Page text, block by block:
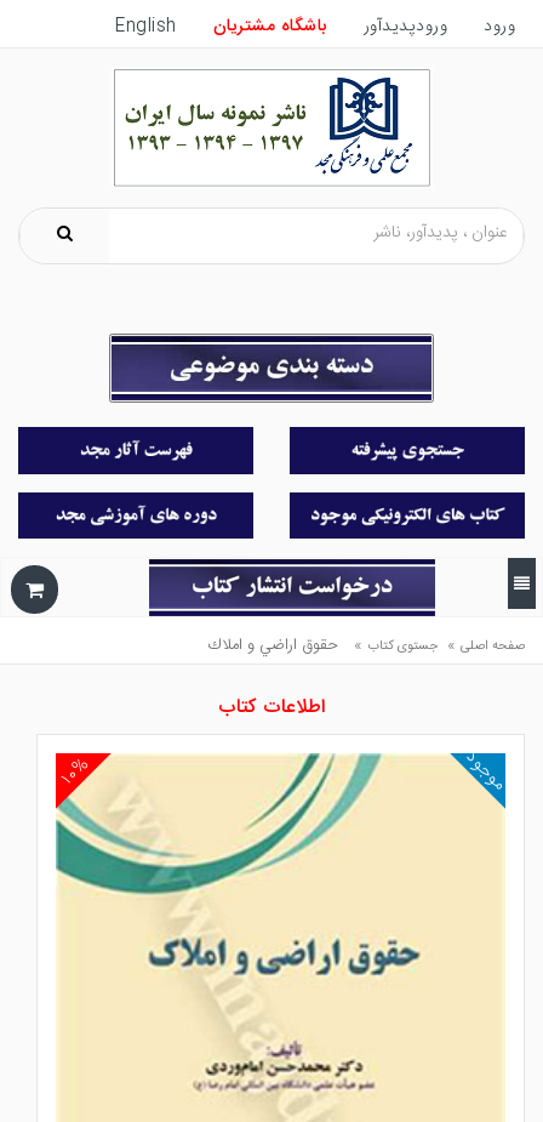
ورود ورودپدیدآور باشگاه مشتریان English
صفحه اصلی » جستوی کتاب » حقوق اراضي و املاك
اطلاعات کتاب
۱۰% موجود